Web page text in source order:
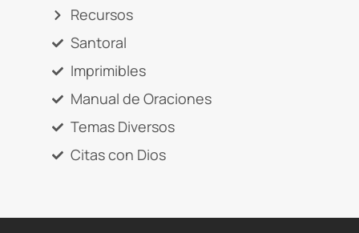
Recursos
Santoral
Imprimibles
Manual de Oraciones
Temas Diversos
Citas con Dios